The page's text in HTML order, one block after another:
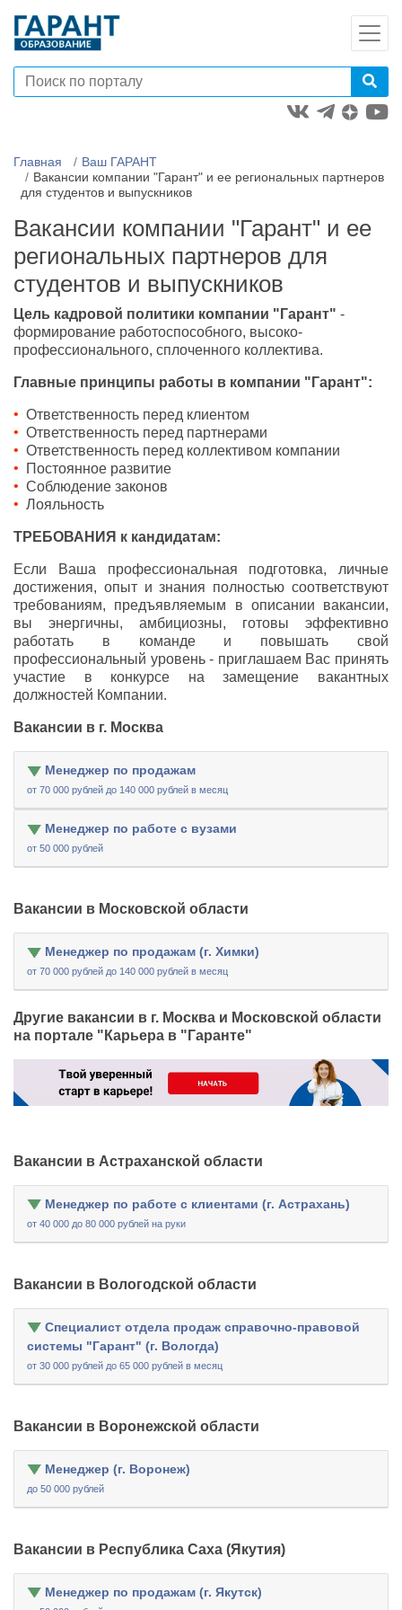
Главная
Ваш ГАРАНТ
Вакансии компании "Гарант" и ее региональных партнеров
для студентов и выпускников
Вакансии компании "Гарант" и ее
региональных партнеров для
студентов и выпускников
Цель кадровой политики компании "Гарант" -
формирование работоспособного, высоко-
профессионального, сплоченного коллектива.
Главные принципы работы в компании "Гарант":
Ответственность перед клиентом
Ответственность перед партнерами
Ответственность перед коллективом компании
Постоянное развитие
Соблюдение законов
Лояльность
ТРЕБОВАНИЯ к кандидатам:
Если Ваша профессиональная подготовка, личные
достижения, опыт и знания полностью соответствуют
требованиям, предъявляемым в описании вакансии,
вы энергичны, амбициозны, готовы эффективно
работать в команде и повышать свой
профессиональный уровень - приглашаем Вас принять
участие в конкурсе на замещение вакантных
должностей Компании.
Вакансии в г. Москва
Менеджер по продажам
от 70 000 рублей до 140 000 рублей в месяц
Менеджер по работе с вузами
от 50 000 рублей
Вакансии в Московской области
Менеджер по продажам (г. Химки)
от 70 000 рублей до 140 000 рублей в месяц
Другие вакансии в г. Москва и Московской области
на портале "Карьера в "Гаранте"
Вакансии в Астраханской области
Менеджер по работе с клиентами (г. Астрахань)
от 40 000 до 80 000 рублей на руки
Вакансии в Вологодской области
Специалист отдела продаж справочно-правовой
системы "Гарант" (г. Вологда)
от 30 000 рублей до 65 000 рублей в месяц
Вакансии в Воронежской области
Менеджер (г. Воронеж)
до 50 000 рублей
Вакансии в Республика Саха (Якутия)
Менеджер по продажам (г. Якутск)